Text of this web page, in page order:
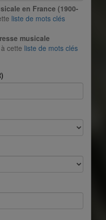
en France (1900-
liste de mots clés
musicale
cette liste de mots clés